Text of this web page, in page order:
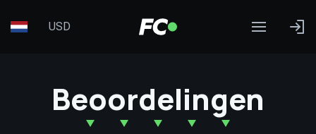
USD
Beoordelingen